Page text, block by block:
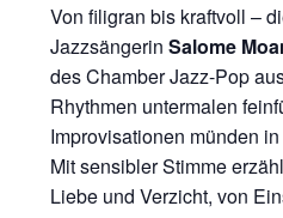
Von filigran bis kraftvoll –
JazzsängerinSalome
des Chamber Jazz-Pop
Rhythmen untermalen
Improvisationen münden
Mit sensibler Stimme
Liebe und Verzicht, von